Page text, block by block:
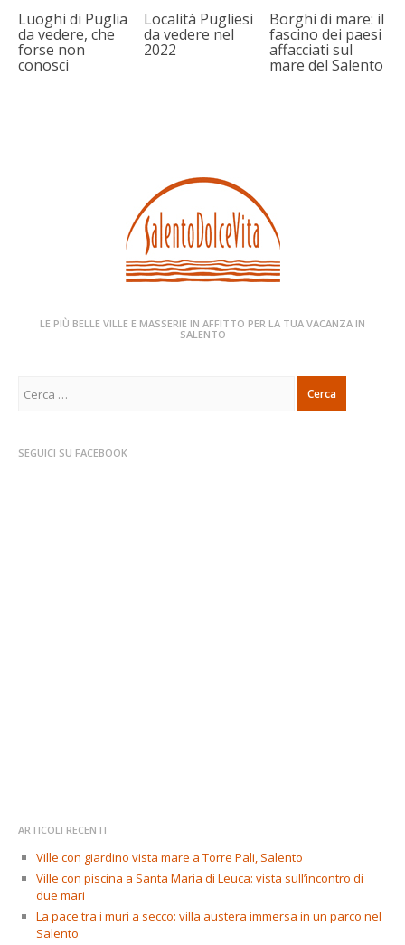
Luoghi di Puglia
da vedere, che
forse non
conosci
Località Pugliesi
da vedere nel
2022
Borghi di mare: il
fascino dei paesi
affacciati sul
mare del Salento
LE PIÙ BELLE VILLE E MASSERIE IN AFFITTO PER LA TUA VACANZA IN
SALENTO
per:
SEGUICI SU FACEBOOK
ARTICOLI RECENTI
Ville con giardino vista mare a Torre Pali, Salento
Ville con piscina a Santa Maria di Leuca: vista sull’incontro di
due mari
La pace tra i muri a secco: villa austera immersa in un parco nel
Salento